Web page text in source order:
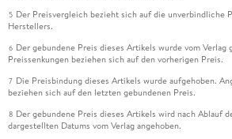
5 Der Preisvergleich bezieht sich auf die unverbindliche
Herstellers.
6 Der gebundene Preis dieses Artikels wurde vom Verlag
Preissenkungen beziehen sich auf den vorherigen Preis.
7 Die Preisbindung dieses Artikels wurde aufgehoben.
beziehen sich auf den letzten gebundenen Preis.
8 Der gebundene Preis dieses Artikels wird nach Ablauf
dargestellten Datums vom Verlag angehoben.